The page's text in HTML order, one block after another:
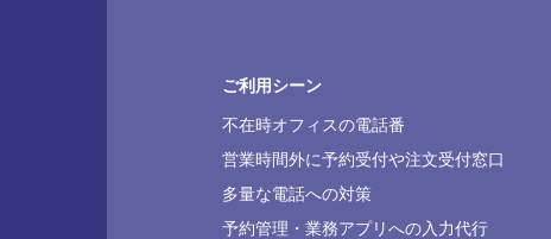
ご利用シーン
不在時オフィスの電話番
営業時間外に予約受付や注文受付窓口
多量な電話への対策
予約管理・業務アプリへの入力代行